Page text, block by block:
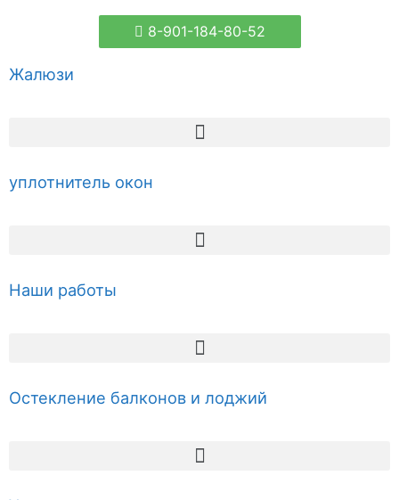
8-901-184-80-52
Жалюзи
уплотнитель окон
Наши работы
Остекление балконов и лоджий